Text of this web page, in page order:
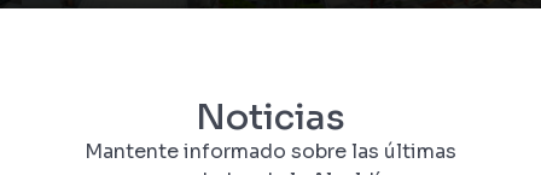
Noticias
Mantente informado sobre las últimas